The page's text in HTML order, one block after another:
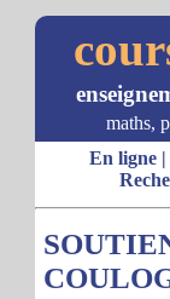
maths,
En ligne|